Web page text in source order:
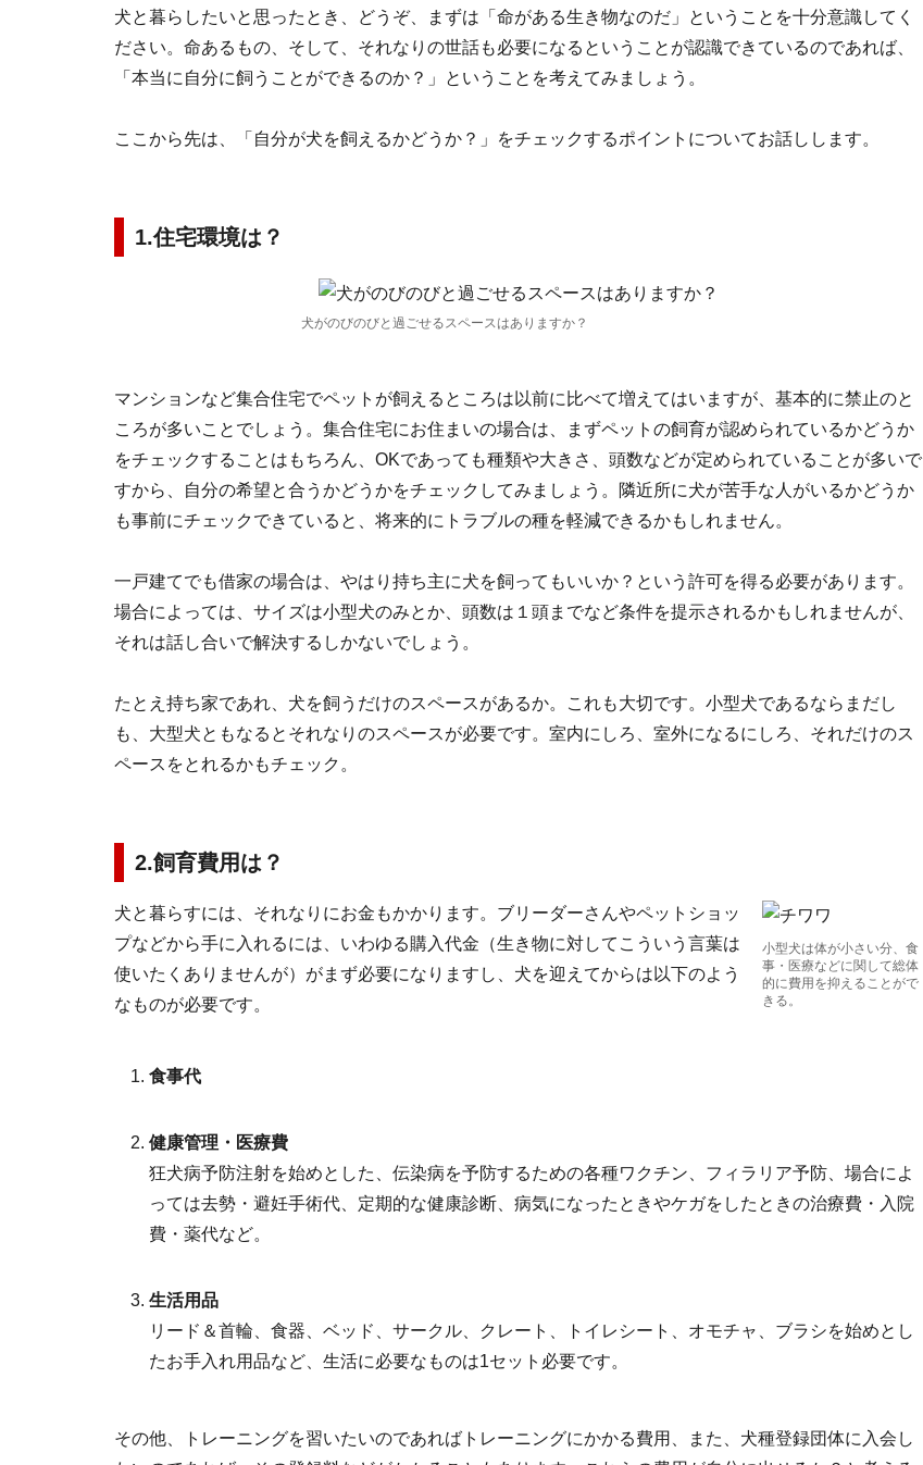
犬と暮らしたいと思ったとき、どうぞ、まずは「命がある生き物なのだ」ということを十分意識してく
ださい。命あるもの、そして、それなりの世話も必要になるということが認識できているのであれば、
「本当に自分に飼うことができるのか？」ということを考えてみましょう。
ここから先は、「自分が犬を飼えるかどうか？」をチェックするポイントについてお話しします。
1.住宅環境は？
犬がのびのびと過ごせるスペースはありますか？
マンションなど集合住宅でペットが飼えるところは以前に比べて増えてはいますが、基本的に禁止のと
ころが多いことでしょう。集合住宅にお住まいの場合は、まずペットの飼育が認められているかどうか
をチェックすることはもちろん、OKであっても種類や大きさ、頭数などが定められていることが多いで
すから、自分の希望と合うかどうかをチェックしてみましょう。隣近所に犬が苦手な人がいるかどうか
も事前にチェックできていると、将来的にトラブルの種を軽減できるかもしれません。
一戸建てでも借家の場合は、やはり持ち主に犬を飼ってもいいか？という許可を得る必要があります。
場合によっては、サイズは小型犬のみとか、頭数は１頭までなど条件を提示されるかもしれませんが、
それは話し合いで解決するしかないでしょう。
たとえ持ち家であれ、犬を飼うだけのスペースがあるか。これも大切です。小型犬であるならまだし
も、大型犬ともなるとそれなりのスペースが必要です。室内にしろ、室外になるにしろ、それだけのス
ペースをとれるかもチェック。
2.飼育費用は？
小型犬は体が小さい分、食
事・医療などに関して総体
的に費用を抑えることがで
きる。
犬と暮らすには、それなりにお金もかかります。ブリーダーさんやペットショッ
プなどから手に入れるには、いわゆる購入代金（生き物に対してこういう言葉は
使いたくありませんが）がまず必要になりますし、犬を迎えてからは以下のよう
なものが必要です。
食事代
健康管理・医療費
狂犬病予防注射を始めとした、伝染病を予防するための各種ワクチン、フィラリア予防、場合によ
っては去勢・避妊手術代、定期的な健康診断、病気になったときやケガをしたときの治療費・入院
費・薬代など。
生活用品
リード＆首輪、食器、ベッド、サークル、クレート、トイレシート、オモチャ、ブラシを始めとし
たお手入れ用品など、生活に必要なものは1セット必要です。
その他、トレーニングを習いたいのであればトレーニングにかかる費用、また、犬種登録団体に入会し